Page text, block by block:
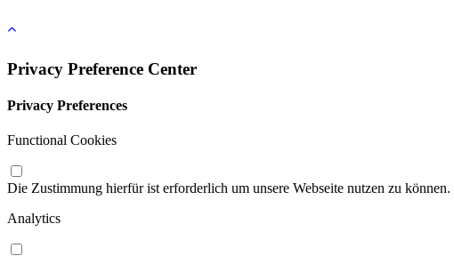
Privacy Preference Center
Privacy Preferences
Functional Cookies
Die Zustimmung hierfür ist erforderlich um unsere Webseite nutzen zu
Analytics